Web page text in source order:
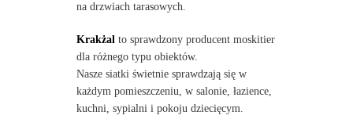
na drzwiach tarasowych.
Krakżalto sprawdzony producent moskitier
dla różnego typu obiektów.
Nasze siatki świetnie sprawdzają się w
każdym pomieszczeniu, w salonie, łazience,
kuchni, sypialni i pokoju dziecięcym.